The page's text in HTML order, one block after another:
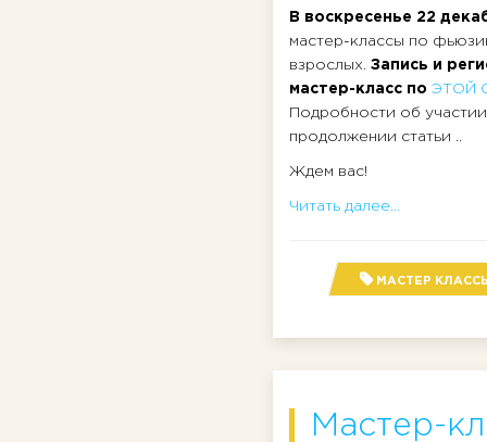
В воскресенье 22
мастер-классы по
взрослых. Запись и
мастер-класс по ЭТОЙ
Подробности об
продолжении статьи ..
Ждем вас!
Читать далее...
МАСТЕР
Мастер-